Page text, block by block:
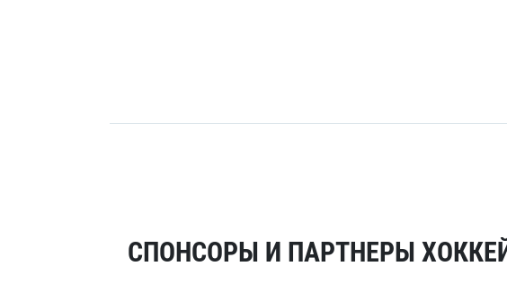
СПОНСОРЫ И ПАРТНЕРЫ